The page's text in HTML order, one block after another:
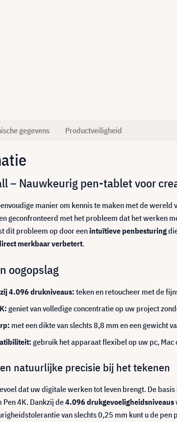
gegevens Productveiligheid
– Nauwkeurig pen-tablet voor
manier om kennis te maken met de
geconfronteerd met het probleem dat het werken
dit probleem op door eenintuïtieve penbesturing
merkbaar verbetert.
oogopslag
4.096 drukniveaus: teken en retoucheer met de
geniet van volledige concentratie op uw project
met een dikte van slechts 8,8 mm en een gewicht
gebruik het apparaat flexibel op uw pc, Mac
natuurlijke precisie bij het tekenen
dat uw digitale werken tot leven brengt. De
Pen 4K. Dankzij de4.096 drukgevoeligheidsniveaus
van slechts 0,25 mm kunt u de